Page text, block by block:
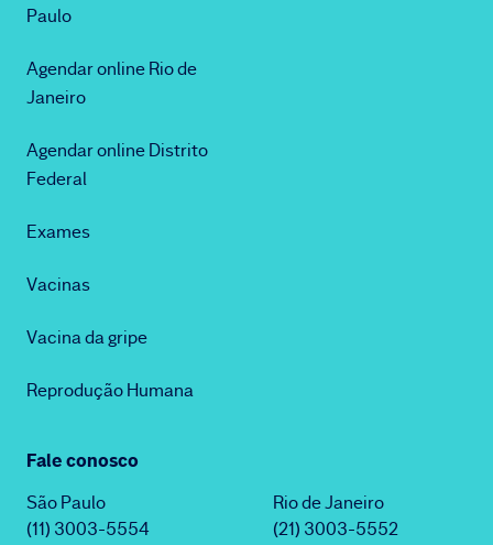
Paulo
Agendar online Rio de
Janeiro
Agendar online Distrito
Federal
Exames
Vacinas
Vacina da gripe
Reprodução Humana
Fale conosco
São Paulo
(11) 3003-5554
Rio de Janeiro
(21) 3003-5552